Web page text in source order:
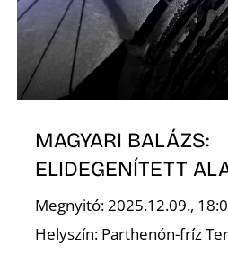
MAGYARI BALÁZS:
ELIDEGENÍTETT
Megnyitó: 2025.12.09.,
Helyszín: Parthenón-fríz